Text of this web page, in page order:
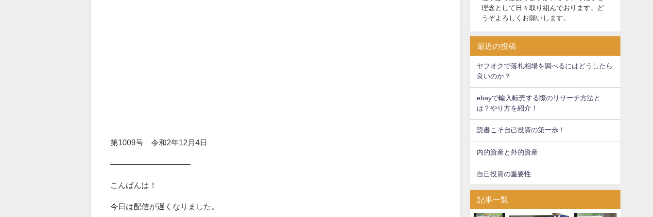
第1009号 令和2年12月4日
───────────────
こんばんは！
今日は配信が遅くなりました。
理念として日々取り組んでおります。ど
うぞよろしくお願いします。
最近の投稿
ヤフオクで落札相場を調べるにはどうしたら
良いのか？
ebayで輸入転売する際のリサーチ方法と
は？やり方を紹介！
読書こそ自己投資の第一歩！
内的資産と外的資産
自己投資の重要性
記事一覧